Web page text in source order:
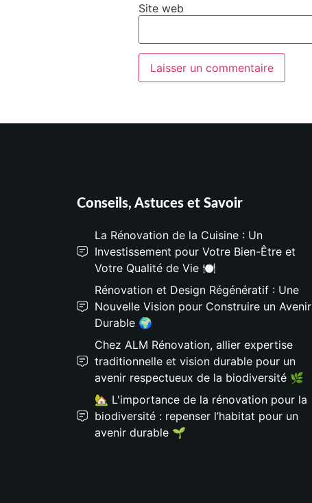
Site web
Conseils, Astuces et Savoir
La Rénovation de la Cuisine : Un
Investissement pour Votre Bien-Être et
Votre Qualité de Vie 🍽️
Rénovation et Design Régénératif : Une
Nouvelle Vision pour Construire un Avenir
Durable 🌍
Chez ALM Rénovation, allier expertise
traditionnelle et vision durable pour un
avenir respectueux de la biodiversité 🌿
🏡 L'importance de la rénovation pour la
biodiversité : repenser l’habitat pour un
avenir durable 🌱